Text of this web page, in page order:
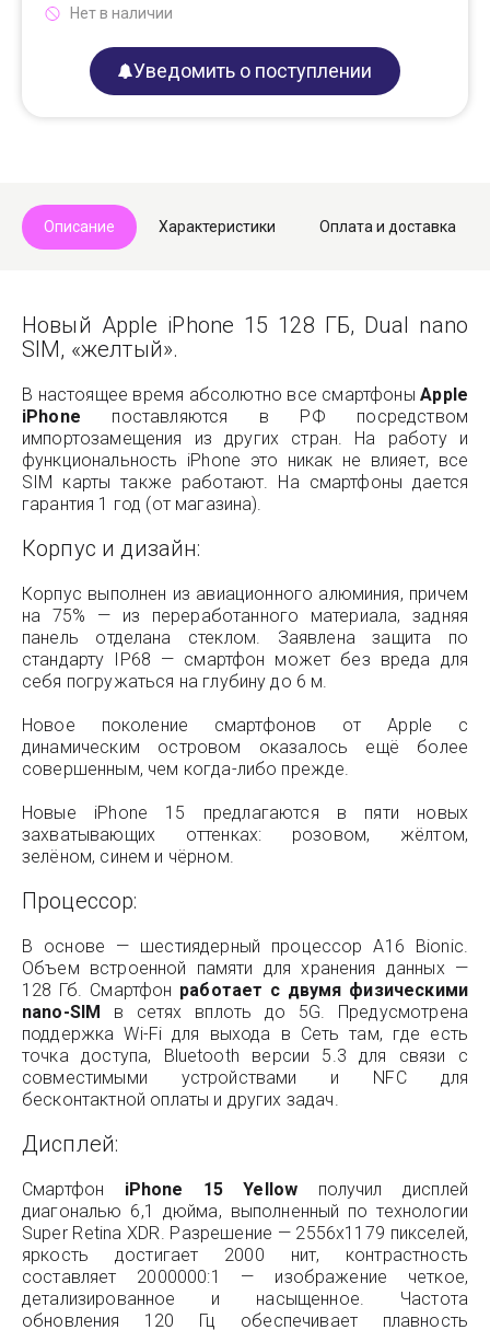
Нет в наличии
Уведомить о поступлении
Описание Характеристики Оплата и доставка
Новый Apple iPhone 15 128 ГБ, Dual nano
SIM, «желтый».
В настоящее время абсолютно все смартфоныApple
iPhone поставляются в РФ посредством
импортозамещения из других стран. На работу и
функциональность iPhone это никак не влияет, все
SIM карты также работают. На смартфоны дается
гарантия 1 год (от магазина).
Корпус и дизайн:
Корпус выполнен из авиационного алюминия, причем
на 75% — из переработанного материала, задняя
панель отделана стеклом. Заявлена защита по
стандарту IP68 — смартфон может без вреда для
себя погружаться на глубину до 6 м.
Новое поколение смартфонов от Apple с
динамическим островом оказалось ещё более
совершенным, чем когда-либо прежде.
Новые iPhone 15 предлагаются в пяти новых
захватывающих оттенках: розовом, жёлтом,
зелёном, синем и чёрном.
Процессор:
В основе — шестиядерный процессор A16 Bionic.
Объем встроенной памяти для хранения данных —
128 Гб. Смартфон работает с двумя физическими
nano-SIM в сетях вплоть до 5G. Предусмотрена
поддержка Wi-Fi для выхода в Сеть там, где есть
точка доступа, Bluetooth версии 5.3 для связи с
совместимыми устройствами и NFC для
бесконтактной оплаты и других задач.
Дисплей:
Смартфон iPhone 15 Yellow получил дисплей
диагональю 6,1 дюйма, выполненный по технологии
Super Retina XDR. Разрешение — 2556x1179 пикселей,
яркость достигает 2000 нит, контрастность
составляет 2000000:1 — изображение четкое,
детализированное и насыщенное. Частота
обновления 120 Гц обеспечивает плавность